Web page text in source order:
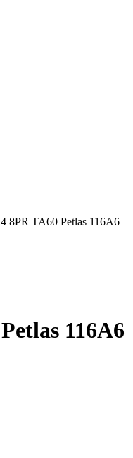
8PR TA60 Petlas 116A6
116A6